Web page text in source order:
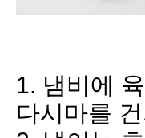
1. 냄비에
다시마를